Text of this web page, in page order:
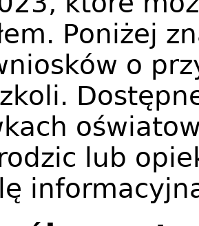
Poniżej
o
lub